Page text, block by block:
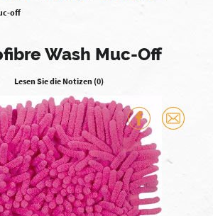
off
Wash Muc-Off
Lesen Sie die Notizen (0)